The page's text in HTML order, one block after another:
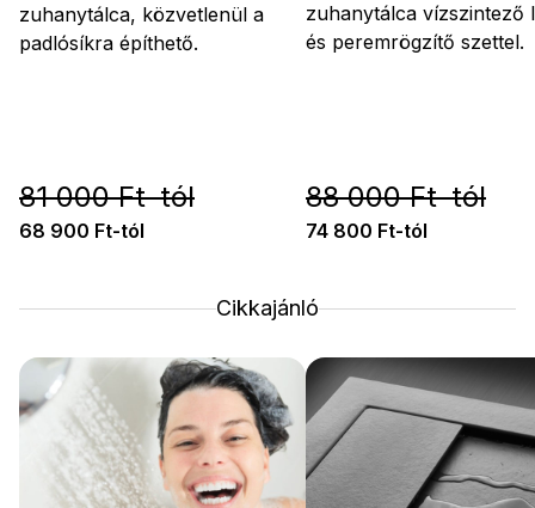
zuhanytálca, közvetlenül a
padlósíkra építhető.
81 000 Ft-tól
68 900 Ft-tól
zuhanytálca vízszintező
és peremrögzítő szettel.
88 000 Ft-tól
74 800 Ft-tól
Cikkajánló